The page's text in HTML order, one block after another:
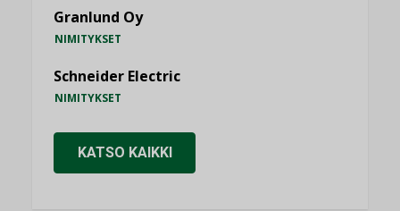
Granlund Oy
NIMITYKSET
Schneider Electric
NIMITYKSET
KATSO KAIKKI